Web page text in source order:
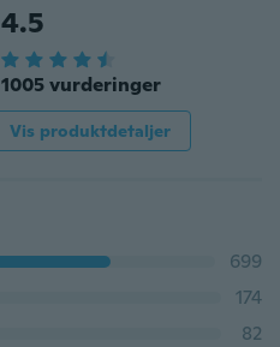
4.5
1005 vurderinger
Vis produktdetaljer
699
174
82